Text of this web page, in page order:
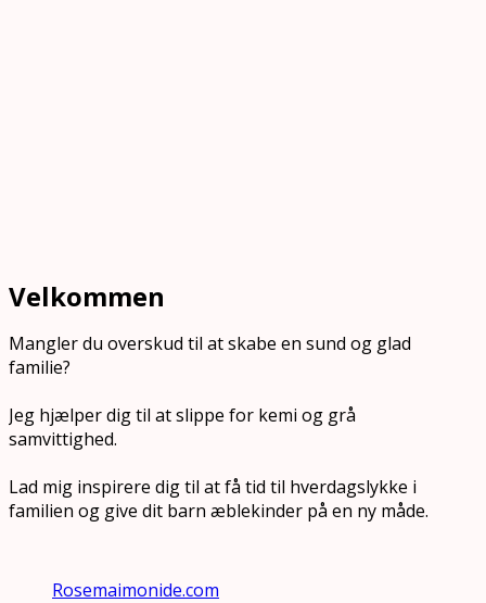
Velkommen
Mangler du overskud til at skabe en sund og glad
familie?
Jeg hjælper dig til at slippe for kemi og grå
samvittighed.
Lad mig inspirere dig til at få tid til hverdagslykke i
familien og give dit barn æblekinder på en ny måde.
Rosemaimonide.com